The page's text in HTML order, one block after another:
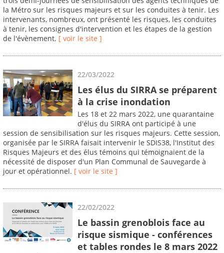
la Métro sur les risques majeurs et sur les conduites à tenir. Les
intervenants, nombreux, ont présenté les risques, les conduites
à tenir, les consignes d'intervention et les étapes de la gestion
de l'évènement. [ voir le site ]
22/03/2022
Les élus du SIRRA se préparent
à la crise inondation
Les 18 et 22 mars 2022, une quarantaine
d'élus du SIRRA ont participé à une
session de sensibilisation sur les risques majeurs. Cette session,
organisée par le SIRRA faisait intervenir le SDIS38, l'Institut des
Risques Majeurs et des élus témoins qui témoignaient de la
nécessité de disposer d'un Plan Communal de Sauvegarde à
jour et opérationnel. [ voir le site ]
22/02/2022
Le bassin grenoblois face au
risque sismique - conférences
et tables rondes le 8 mars 2022